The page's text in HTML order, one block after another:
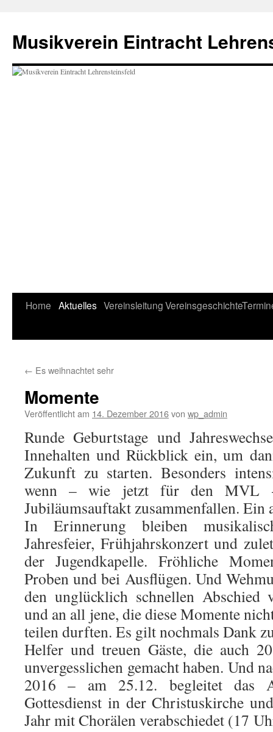
springen
Musikverein Eintracht
Home Aktuelles VereinsleitungVereinsgeschichte
← Es weihnachtet sehr
Momente
Veröffentlicht am 14. Dezember 2016von wp_admin
Runde Geburtstage und
Innehalten und Rückblick ein, um
Zukunft zu starten. Besonders
wenn – wie jetzt für den MVL –
Jubiläumsauftakt zusammenfallen. Ein
In Erinnerung bleiben
Jahresfeier, Frühjahrskonzert und
der Jugendkapelle. Fröhliche
Proben und bei Ausflügen. Und
den unglücklich schnellen Abschied
und an all jene, die diese Momente
teilen durften. Es gilt nochmals Dank
Helfer und treuen Gäste, die auch
unvergesslichen gemacht haben. Und
2016 – am 25.12. begleitet das
Gottesdienst in der Christuskirche
Jahr mit Chorälen verabschiedet (17